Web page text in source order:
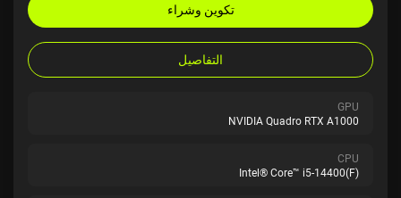
تكوين وشراء
التفاصيل
GPU
NVIDIA Quadro RTX A1000
CPU
Intel® Core™ i5-14400(F)